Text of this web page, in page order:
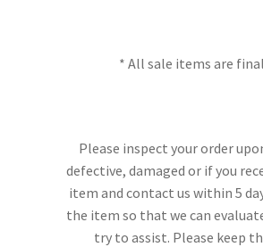
* All sale items are
Please inspect your order
defective, damaged or if you
item and contact us within 5
the item so that we can
try to assist. Please keep